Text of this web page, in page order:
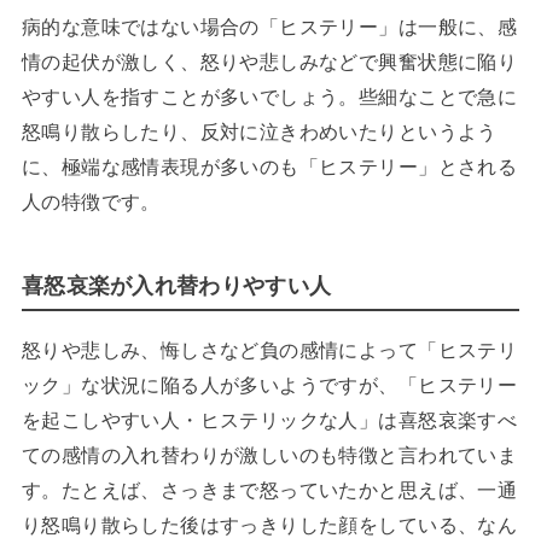
病的な意味ではない場合の「ヒステリー」は一般に、感
情の起伏が激しく、怒りや悲しみなどで興奮状態に陥り
やすい人を指すことが多いでしょう。些細なことで急に
怒鳴り散らしたり、反対に泣きわめいたりというよう
に、極端な感情表現が多いのも「ヒステリー」とされる
人の特徴です。
喜怒哀楽が入れ替わりやすい人
怒りや悲しみ、悔しさなど負の感情によって「ヒステリ
ック」な状況に陥る人が多いようですが、「ヒステリー
を起こしやすい人・ヒステリックな人」は喜怒哀楽すべ
ての感情の入れ替わりが激しいのも特徴と言われていま
す。たとえば、さっきまで怒っていたかと思えば、一通
り怒鳴り散らした後はすっきりした顔をしている、なん